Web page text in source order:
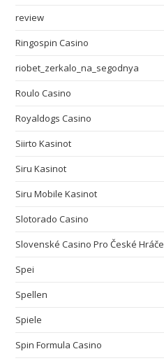
review
Ringospin Casino
riobet_zerkalo_na_segodnya
Roulo Casino
Royaldogs Casino
Siirto Kasinot
Siru Kasinot
Siru Mobile Kasinot
Slotorado Casino
Slovenské Casino Pro České Hráče
Spei
Spellen
Spiele
Spin Formula Casino